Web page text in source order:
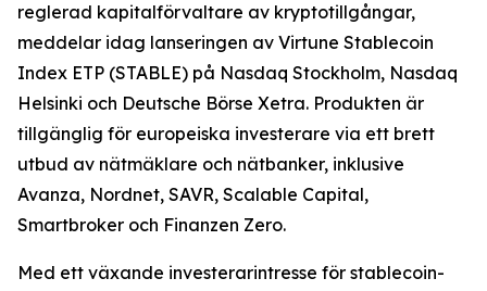
reglerad kapitalförvaltare av kryptotillgångar,
meddelar idag lanseringen av Virtune Stablecoin
Index ETP (STABLE) på Nasdaq Stockholm, Nasdaq
Helsinki och Deutsche Börse Xetra. Produkten är
tillgänglig för europeiska investerare via ett brett
utbud av nätmäklare och nätbanker, inklusive
Avanza, Nordnet, SAVR, Scalable Capital,
Smartbroker och Finanzen Zero.
Med ett växande investerarintresse för stablecoin-